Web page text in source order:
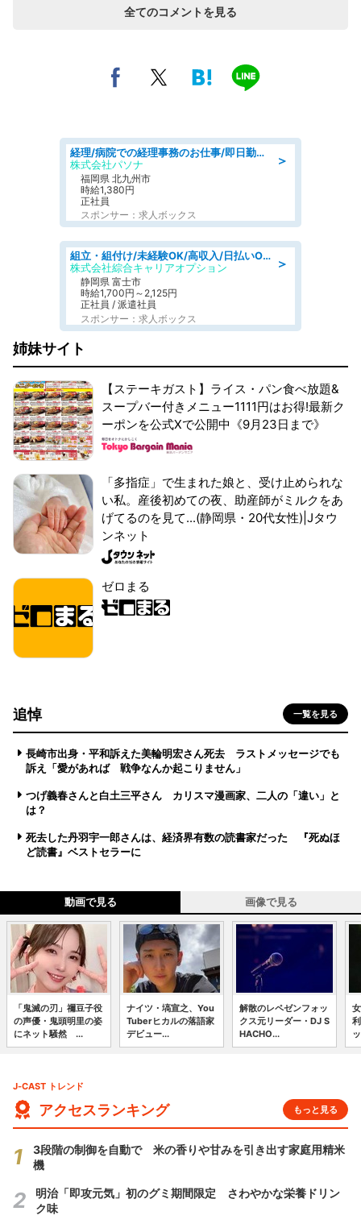
全てのコメントを見る
＞
経理/病院での経理事務のお仕事/即日勤務可/車通勤可/経理/一般事務
株式会社パソナ
福岡県 北九州市
時給1,380円
正社員
スポンサー：求人ボックス
＞
組立・組付け/未経験OK/高収入/日払いOK/交替制/20・30・40代活躍中
株式会社綜合キャリアオプション
静岡県 富士市
時給1,700円～2,125円
正社員 / 派遣社員
スポンサー：求人ボックス
姉妹サイト
【ステーキガスト】ライス・パン食べ放題&
スープバー付きメニュー1111円はお得!最新ク
ーポンを公式Xで公開中《9月23日まで》
「多指症」で生まれた娘と、受け止められな
い私。産後初めての夜、助産師がミルクをあ
げてるのを見て...(静岡県・20代女性)|Jタウ
ンネット
ゼロまる
追悼 一覧を見る
長崎市出身・平和訴えた美輪明宏さん死去 ラストメッセージでも
訴え「愛があれば 戦争なんか起こりません」
つげ義春さんと白土三平さん カリスマ漫画家、二人の「違い」と
は？
死去した丹羽宇一郎さんは、経済界有数の読書家だった 『死ぬほ
ど読書』ベストセラーに
動画で見る 画像で見る
「鬼滅の刃」禰豆子役
の声優・鬼頭明里の姿
にネット騒然 ...
ナイツ・塙宣之、You
Tuberヒカルの落語家
デビュー...
解散のレペゼンフォッ
クス元リーダー・DJ S
HACHO...
J-CAST トレンド
アクセスランキング もっと見る
3段階の制御を自動で 米の香りや甘みを引き出す家庭用精米
機
明治「即攻元気」初のグミ期間限定 さわやかな栄養ドリン
ク味